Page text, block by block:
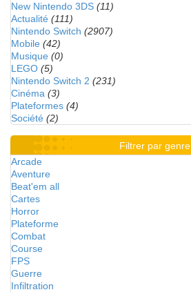
New Nintendo 3DS (11)
Actualité (111)
Nintendo Switch (2907)
Mobile (42)
Musique (0)
LEGO (5)
Nintendo Switch 2 (231)
Cinéma (3)
Plateformes (4)
Société (2)
Filtrer par genre
Arcade
Aventure
Beat'em all
Cartes
Horror
Plateforme
Combat
Course
FPS
Guerre
Infiltration